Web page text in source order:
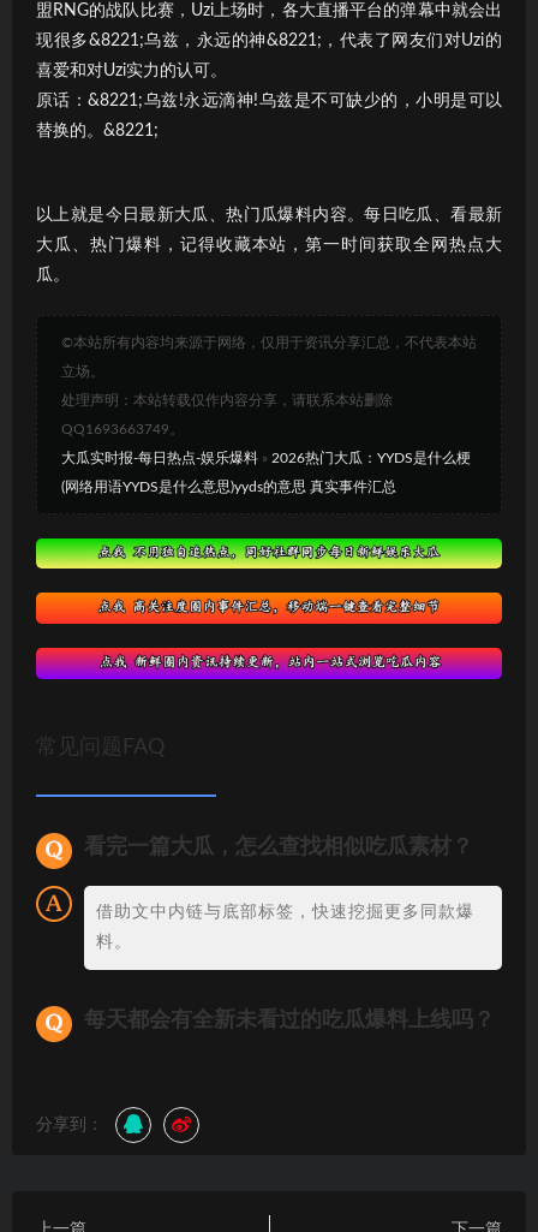
盟RNG的战队比赛，Uzi上场时，各大直播平台的弹幕中就会出
现很多&8221;乌兹，永远的神&8221;，代表了网友们对Uzi的
喜爱和对Uzi实力的认可。
原话：&8221;乌兹!永远滴神!乌兹是不可缺少的，小明是可以
替换的。&8221;
以上就是今日最新大瓜、热门瓜爆料内容。每日吃瓜、看最新
大瓜、热门爆料，记得收藏本站，第一时间获取全网热点大
瓜。
©本站所有内容均来源于网络，仅用于资讯分享汇总，不代表本站
立场。
处理声明：本站转载仅作内容分享，请联系本站删除
QQ1693663749。
大瓜实时报-每日热点-娱乐爆料 » 2026热门大瓜：YYDS是什么梗
(网络用语YYDS是什么意思)yyds的意思 真实事件汇总
常见问题FAQ
看完一篇大瓜，怎么查找相似吃瓜素材？
借助文中内链与底部标签，快速挖掘更多同款爆
料。
每天都会有全新未看过的吃瓜爆料上线吗？
分享到：